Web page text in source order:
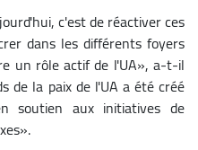
c'est de réactiver ces
dans les différents foyers
un rôle actif de l'UA», a-t-il
de la paix de l'UA a été créé
soutien aux initiatives de